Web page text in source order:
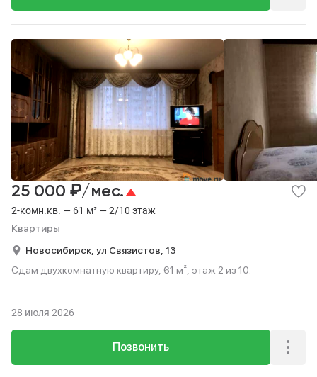
2-комн.кв. — 61 м² — 2/10 этаж
Квартиры
25 000 ₽/мес.
Новосибирск, ул Связистов, 13
Сдам двухкомнатную квартиру, 61 м², этаж 2 из 10.
Позвонить
28 июля 2026